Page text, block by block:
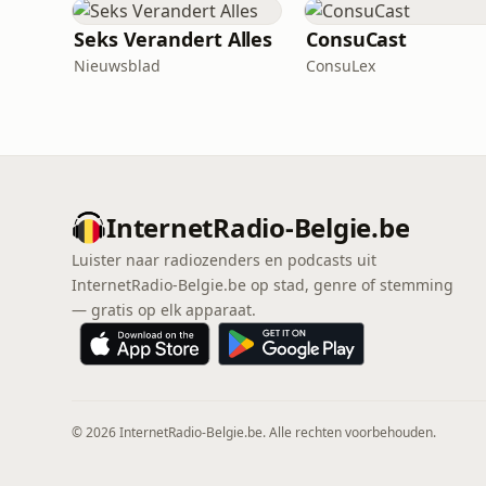
Seks Verandert Alles
Nieuwsblad
ConsuCast
ConsuLex
InternetRadio-Belgie.be
Luister naar radiozenders en podcasts uit
InternetRadio-Belgie.be op stad, genre of stemming
— gratis op elk apparaat.
© 2026 InternetRadio-Belgie.be. Alle rechten voorbehouden.